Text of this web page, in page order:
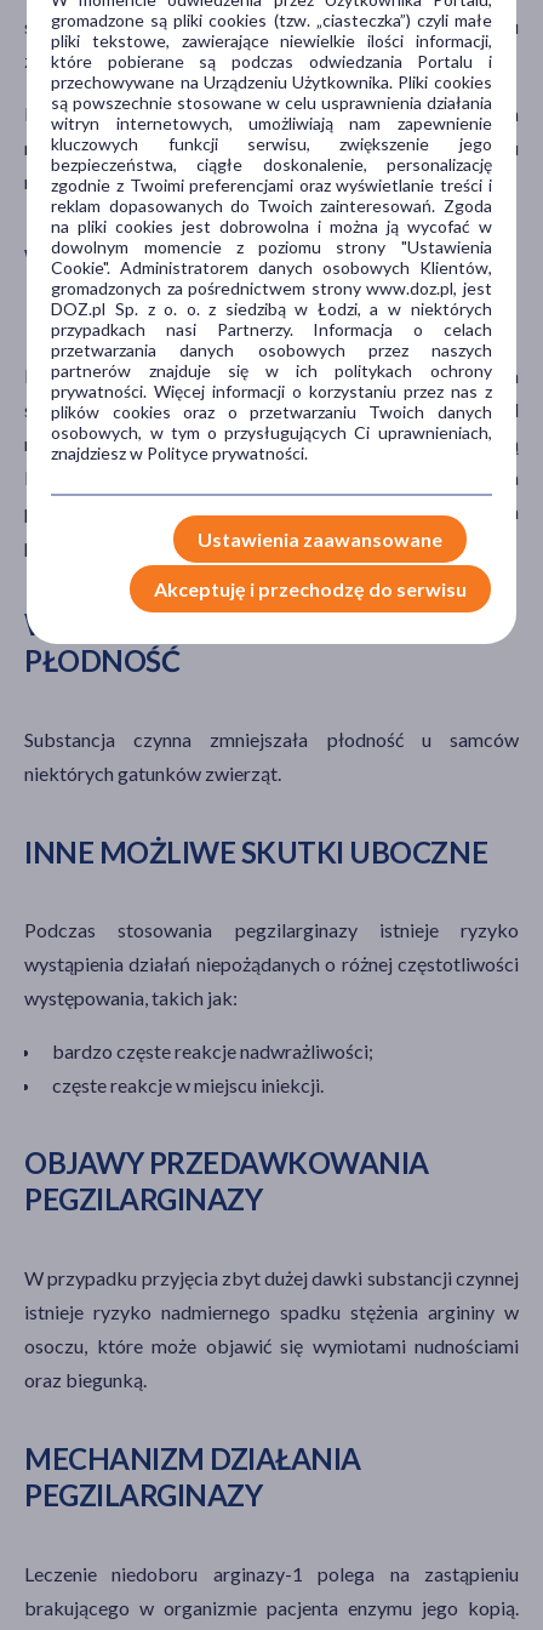
szkodliwym wpływem pegzilarginazy na reprodukcję u
zwierząt, stosowanie leku u kobiet w ciąży nie jest zalecane.
Podczas terapii konieczne jest stosowanie skutecznych
metod antykoncepcyjnych przez kobiety w wieku
rozrodczym.
WPŁYW PEGZILARGINAZY NA
LAKTACJĘ
Brak informacji, które wykluczałby możliwość przenikania
substancji czynnej do mleka kobiety karmiącej. Przed
rozpoczęciem leczenia należy podjąć decyzję dotyczącą
kontynuacji karmienia piersią podczas stosowania
pegzilarginazy w oparciu o stosunek korzyści odniesionych
przez matkę do ryzyka wynikającego z terapii u dziecka.
WPŁYW PEGZILARGINAZY NA
PŁODNOŚĆ
Substancja czynna zmniejszała płodność u samców
niektórych gatunków zwierząt.
INNE MOŻLIWE SKUTKI UBOCZNE
Podczas stosowania pegzilarginazy istnieje ryzyko
wystąpienia działań niepożądanych o różnej częstotliwości
występowania, takich jak:
bardzo częste reakcje nadwrażliwości;
częste reakcje w miejscu iniekcji.
OBJAWY PRZEDAWKOWANIA
PEGZILARGINAZY
W przypadku przyjęcia zbyt dużej dawki substancji czynnej
istnieje ryzyko nadmiernego spadku stężenia argininy w
osoczu, które może objawić się wymiotami nudnościami
oraz biegunką.
MECHANIZM DZIAŁANIA
PEGZILARGINAZY
Leczenie niedoboru arginazy-1 polega na zastąpieniu
brakującego w organizmie pacjenta enzymu jego kopią.
gromadzone są pliki cookies (tzw. „ciasteczka”) czyli małe
pliki tekstowe, zawierające niewielkie ilości informacji,
które pobierane są podczas odwiedzania Portalu i
przechowywane na Urządzeniu Użytkownika. Pliki cookies
są powszechnie stosowane w celu usprawnienia działania
witryn internetowych, umożliwiają nam zapewnienie
kluczowych funkcji serwisu, zwiększenie jego
bezpieczeństwa, ciągłe doskonalenie, personalizację
zgodnie z Twoimi preferencjami oraz wyświetlanie treści i
reklam dopasowanych do Twoich zainteresowań. Zgoda
na pliki cookies jest dobrowolna i można ją wycofać w
dowolnym momencie z poziomu strony "Ustawienia
Cookie". Administratorem danych osobowych Klientów,
gromadzonych za pośrednictwem strony www.doz.pl, jest
DOZ.pl Sp. z o. o. z siedzibą w Łodzi, a w niektórych
przypadkach nasi Partnerzy. Informacja o celach
przetwarzania danych osobowych przez naszych
partnerów znajduje się w ich politykach ochrony
prywatności. Więcej informacji o korzystaniu przez nas z
plików cookies oraz o przetwarzaniu Twoich danych
osobowych, w tym o przysługujących Ci uprawnieniach,
znajdziesz w Polityce prywatności.
Ustawienia zaawansowane
Akceptuję i przechodzę do serwisu